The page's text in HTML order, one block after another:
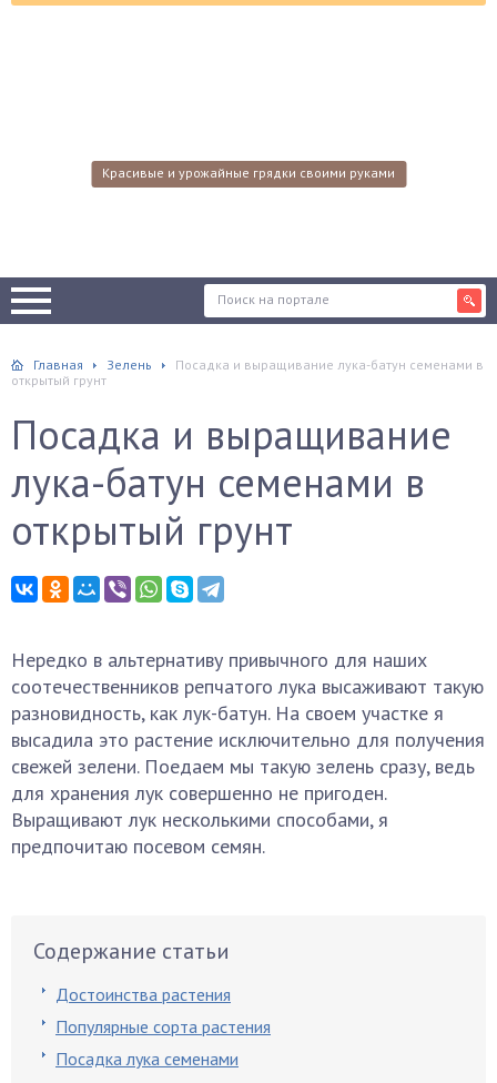
Красивые и урожайные грядки своими руками
Главная Зелень
Посадка и выращивание лука-батун семенами в
открытый грунт
Посадка и выращивание
лука-батун семенами в
открытый грунт
Нередко в альтернативу привычного для наших
соотечественников репчатого лука высаживают такую
разновидность, как лук-батун. На своем участке я
высадила это растение исключительно для получения
свежей зелени. Поедаем мы такую зелень сразу, ведь
для хранения лук совершенно не пригоден.
Выращивают лук несколькими способами, я
предпочитаю посевом семян.
Содержание статьи
Достоинства растения
Популярные сорта растения
Посадка лука семенами